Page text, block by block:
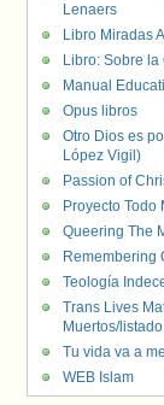
Lenaers
Libro Miradas
Libro: Sobre
Manual
Opus libros
Otro Dios es
López Vigil)
Passion of
Proyecto Todo
Queering The
Remembering
Teología
Trans Lives
Muertos/
Tu vida va a
WEB Islam